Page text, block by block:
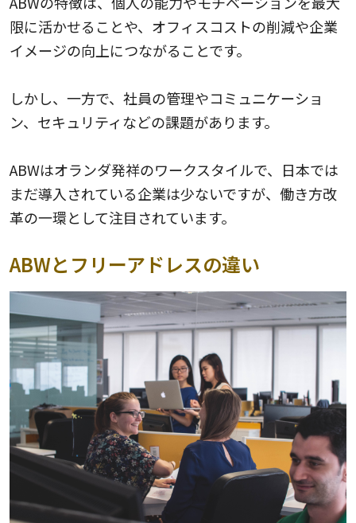
限に活かせることや、オフィスコストの削減や企業
イメージの向上につながることです。
しかし、一方で、社員の管理やコミュニケーショ
ン、セキュリティなどの課題があります。
ABWはオランダ発祥のワークスタイルで、日本では
まだ導入されている企業は少ないですが、働き方改
革の一環として注目されています。
ABWとフリーアドレスの違い